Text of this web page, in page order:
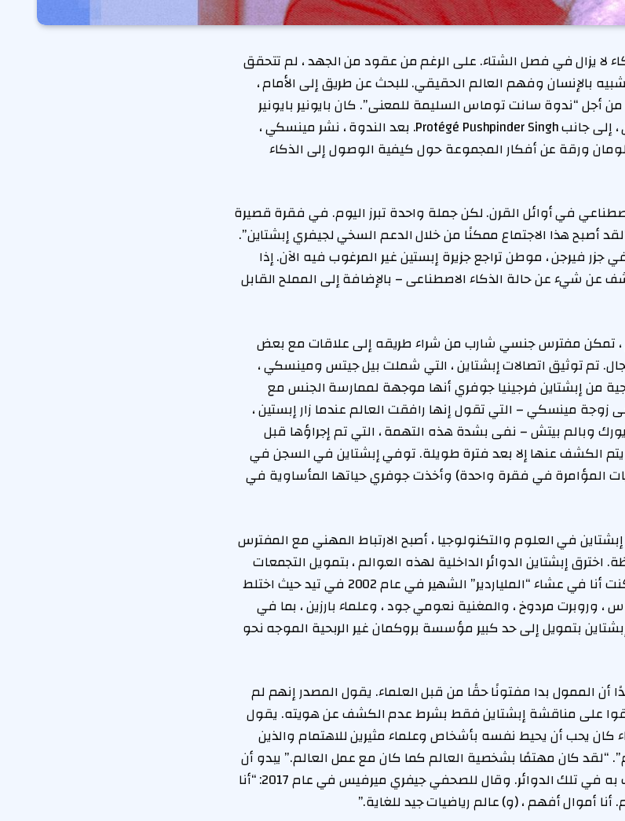
لا يزال في فصل الشتاء. على الرغم من عقود من الجهد ، لم تتحقق
بالإنسان وفهم العالم الحقيقي. للبحث عن طريق إلى الأمام ،
“ندوة سانت توماس السليمة للمعنى”. كان بايونير بايونير
مارفن مينسكي هو الوجود المركزي ، إلى جانب Protégé Pushpinder Singh. بعد الندوة ، نشر مينسكي ،
ورقة عن أفكار المجموعة حول كيفية الوصول إلى الذكاء
في أوائل القرن. لكن جملة واحدة تبرز اليوم. في فقرة قصيرة
أصبح هذا الاجتماع ممكنًا من خلال الدعم السخي لجيفري إبشتاين”.
فيرجن ، موطن تراجع جزيرة إبستين غير المرغوب فيه الآن. إذا
عن شيء عن حالة الذكاء الاصطناعى – بالإضافة إلى المملح القابل
، تمكن مفترس جنسي شارب من شراء طريقه إلى علاقات مع بعض
تم توثيق اتصالات إبشتاين ، التي شملت بيل جيتس ومينسكي ،
من إبشتاين فرجينيا جوفري أنها موجهة لممارسة الجنس مع
مينسكي – التي تقول إنها رافقت العالم عندما زار إبستين ،
وبالم بيتش – نفى بشدة هذه التهمة ، التي تم إجراؤها قبل
الكشف عنها إلا بعد فترة طويلة. توفي إبشتاين في السجن في
نظريات المؤامرة في فقرة واحدة) وأخذت جوفري حياتها المأساوية في
في العلوم والتكنولوجيا ، أصبح الارتباط المهني مع المفترس
إبشتاين الدوائر الداخلية لهذه العوالم ، بتمويل التجمعات
الصغيرة التي حضرها أسماء جريئة. (كنت أنا في عشاء “الملياردير” الشهير في عام 2002 في تيد حيث اختلط
، وروبرت مردوخ ، والمغنية نعومي جود ، وعلماء بارزين ، بما في
بتمويل إلى حد كبير مؤسسة بروكمان غير الربحية الموجه نحو
الممول بدا مفتونًا حقًا من قبل العلماء. يقول المصدر إنهم لم
على مناقشة إبشتاين فقط بشرط عدم الكشف عن هويته. يقول
كان يحب أن يحيط نفسه بأشخاص وعلماء مثيرين للاهتمام والذين
“لقد كان مهتمًا بشخصية العالم كما كان مع عمل العالم.” يبدو أن
إبستين نفسه فهم لماذا تم الترحيب به في تلك الدوائر. وقال للصحفي جيفري ميرفيس في عام 2017: “أنا
أموال أفهم ، (و) عالم رياضيات جيد للغاية.”